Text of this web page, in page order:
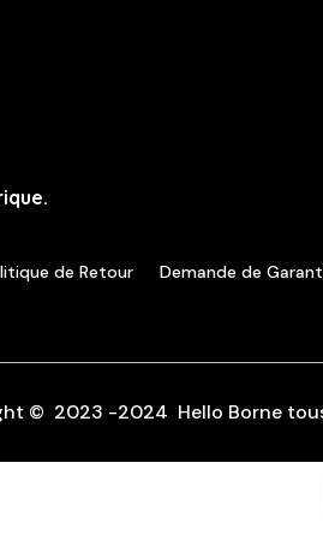
de Retour Demande de
© 2023 -2024 Hello Borne